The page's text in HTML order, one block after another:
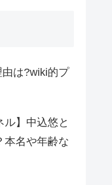
は?wiki的プ
ル】中込悠と
本名や年齢な